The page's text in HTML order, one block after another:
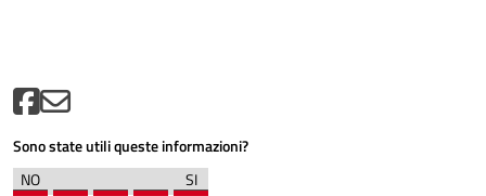
Sono state utili queste informazioni?